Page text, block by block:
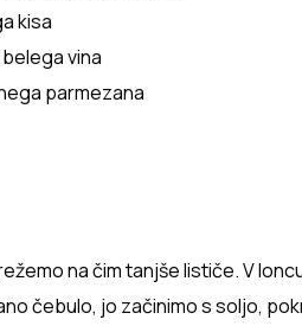
kisa
vina
parmezana
na čim tanjše lističe. V
čebulo, jo začinimo s soljo,